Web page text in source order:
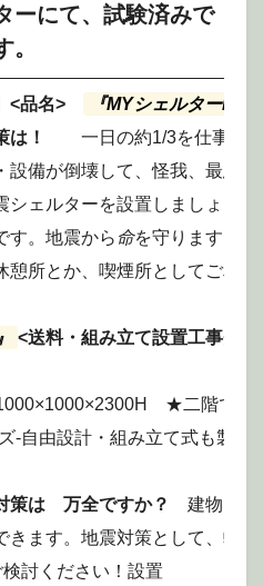
ーにて、試験済みで
。
<品名>
『MYシェルター
策は！ 一日の約1/3を仕事を
設備が倒壊して、怪我、最悪
シェルターを設置しましょう
す。地震から 命を守ります! !。
憩所とか、喫煙所としてご利
<送料・組み立て設置工事費
★二階では
-自由設計・組み立て式も製作
策は
万全ですか？
建物・設
きます。地震対策として、弊社
討ください！設置